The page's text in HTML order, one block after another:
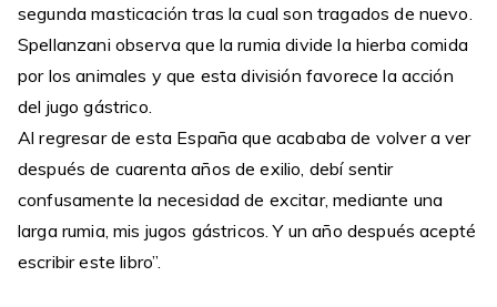
segunda masticación tras la cual son tragados de nuevo.
Spellanzani observa que la rumia divide la hierba comida
por los animales y que esta división favorece la acción
del jugo gástrico.
Al regresar de esta España que acababa de volver a ver
después de cuarenta años de exilio, debí sentir
confusamente la necesidad de excitar, mediante una
larga rumia, mis jugos gástricos. Y un año después acepté
escribir este libro”.